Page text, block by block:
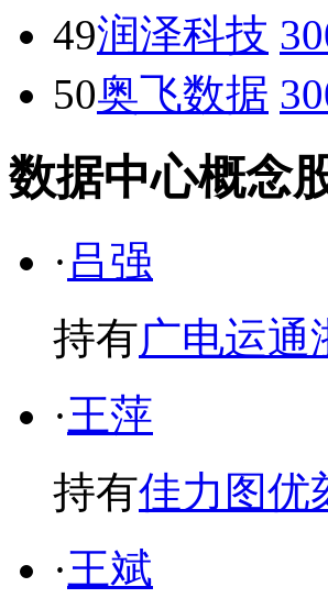
49润泽科技
50奥飞数据
数据中心概念
· 吕强
持有广电运通
·王萍
持有佳力图优
·王斌